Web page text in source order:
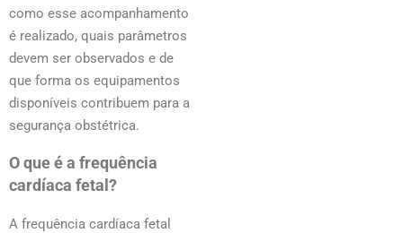
como esse acompanhamento
é realizado, quais parâmetros
devem ser observados e de
que forma os equipamentos
disponíveis contribuem para a
segurança obstétrica.
O que é a frequência
cardíaca fetal?
A frequência cardíaca fetal